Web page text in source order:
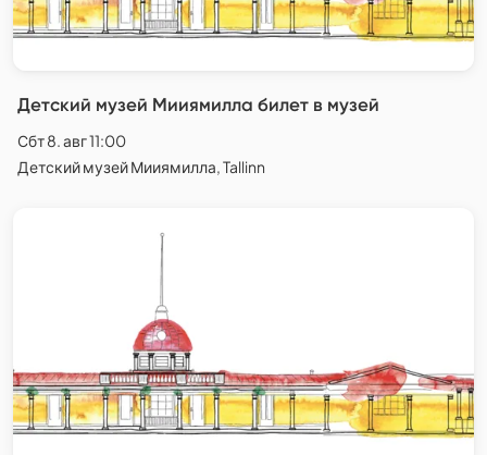
Детский музей Мииямилла билет в музей
Сбт 8. авг 11:00
Детский музей Мииямилла, Tallinn